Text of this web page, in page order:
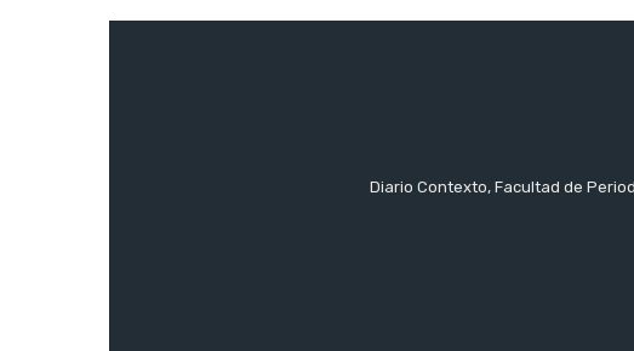
Diario Contexto, Facultad de